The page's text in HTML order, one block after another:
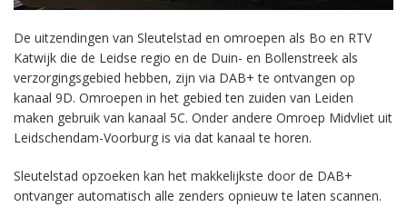
De uitzendingen van Sleutelstad en omroepen als Bo en RTV
Katwijk die de Leidse regio en de Duin- en Bollenstreek als
verzorgingsgebied hebben, zijn via DAB+ te ontvangen op
kanaal 9D. Omroepen in het gebied ten zuiden van Leiden
maken gebruik van kanaal 5C. Onder andere Omroep Midvliet uit
Leidschendam-Voorburg is via dat kanaal te horen.
Sleutelstad opzoeken kan het makkelijkste door de DAB+
ontvanger automatisch alle zenders opnieuw te laten scannen.